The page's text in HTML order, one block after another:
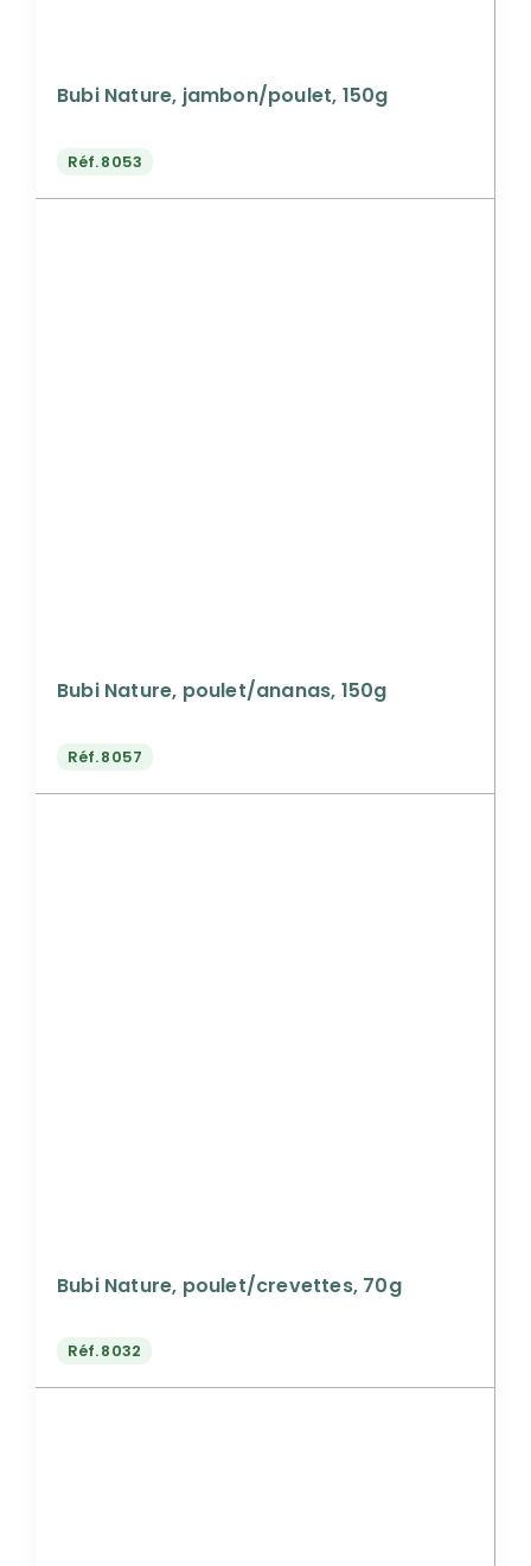
Bubi Nature, jambon/poulet, 150g
Réf.8053
Bubi Nature, poulet/ananas, 150g
Réf.8057
Bubi Nature, poulet/crevettes, 70g
Réf.8032